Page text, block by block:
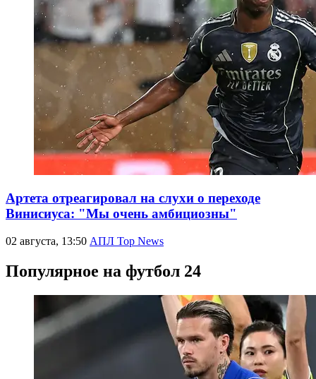
Артета отреагировал на слухи о переходе
Винисиуса: "Мы очень амбициозны"
02 августа, 13:50 АПЛ Top News
Популярное на футбол 24